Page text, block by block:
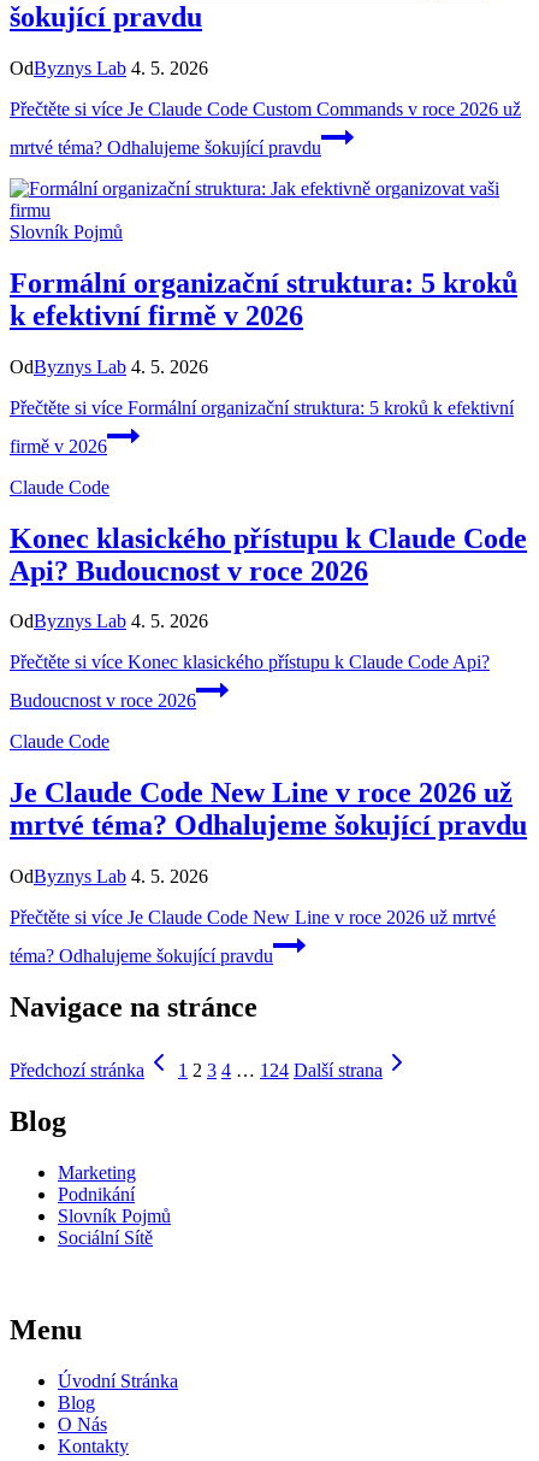
šokující pravdu
OdByznys Lab 4. 5. 2026
Přečtěte si více Je Claude Code Custom Commands v roce 2026 už
mrtvé téma? Odhalujeme šokující pravdu
Slovník Pojmů
Formální organizační struktura: 5 kroků
k efektivní firmě v 2026
OdByznys Lab 4. 5. 2026
Přečtěte si více Formální organizační struktura: 5 kroků k efektivní
firmě v 2026
Claude Code
Konec klasického přístupu k Claude Code
Api? Budoucnost v roce 2026
OdByznys Lab 4. 5. 2026
Přečtěte si více Konec klasického přístupu k Claude Code Api?
Budoucnost v roce 2026
Claude Code
Je Claude Code New Line v roce 2026 už
mrtvé téma? Odhalujeme šokující pravdu
OdByznys Lab 4. 5. 2026
Přečtěte si více Je Claude Code New Line v roce 2026 už mrtvé
téma? Odhalujeme šokující pravdu
Navigace na stránce
Předchozí stránka 1 2 3 4 … 124 Další strana
Blog
Marketing
Podnikání
Slovník Pojmů
Sociální Sítě
Menu
Úvodní Stránka
Blog
O Nás
Kontakty